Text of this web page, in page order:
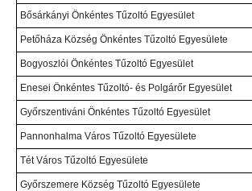
Bősárkányi Önkéntes Tűzoltó Egyesület
Petőháza Község Önkéntes Tűzoltó Egyesülete
Bogyoszlói Önkéntes Tűzoltó Egyesület
Enesei Önkéntes Tűzoltó- és Polgárőr Egyesület
Győrszentiváni Önkéntes Tűzoltó Egyesület
Pannonhalma Város Tűzoltó Egyesülete
Tét Város Tűzoltó Egyesülete
Győrszemere Község Tűzoltó Egyesülete